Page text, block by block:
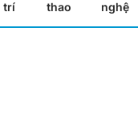
trí
thao
nghệ